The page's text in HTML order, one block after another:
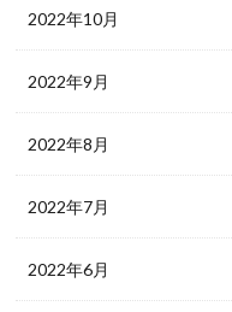
2022年10月
2022年9月
2022年8月
2022年7月
2022年6月